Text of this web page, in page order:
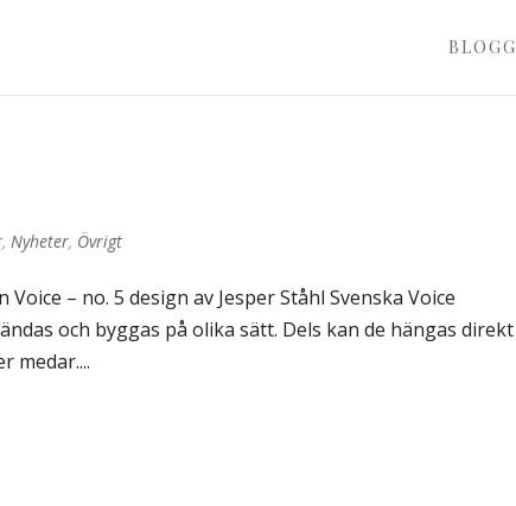
BLOGG
,Nyheter, Övrigt
– no. 5 design av Jesper Ståhl Svenska Voice
och byggas på olika sätt. Dels kan de hängas direkt
medar....